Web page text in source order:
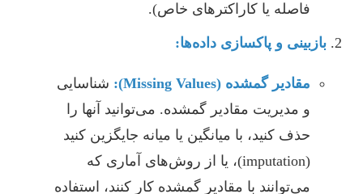
فاصله یا کاراکترهای خاص).
بازبینی و پاکسازی داده‌ها:
مقادیر گمشده (Missing Values):
شناسایی
و مدیریت مقادیر گمشده. می‌توانید آنها را
حذف کنید، با میانگین یا میانه جایگزین کنید
(imputation)، یا از روش‌های آماری که
می‌توانند با مقادیر گمشده کار کنند، استفاده